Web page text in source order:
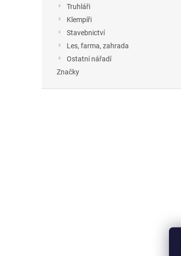
Truhláři
Klempíři
Stavebnictví
Les, farma, zahrada
Ostatní nářadí
Značky